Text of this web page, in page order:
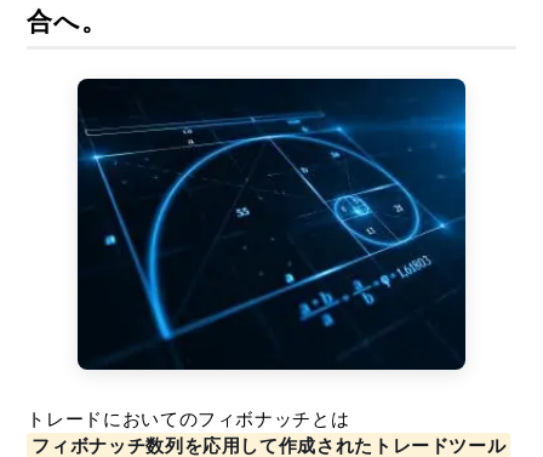
合へ。
トレードにおいてのフィボナッチとは
フィボナッチ数列を応用して作成されたトレードツール